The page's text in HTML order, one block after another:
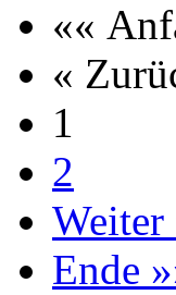
««
«
1
2
Weiter
Ende